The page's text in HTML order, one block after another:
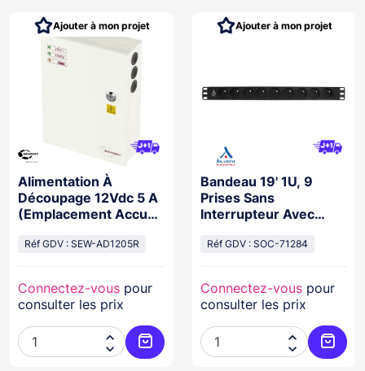
Alimentation À
Découpage 12Vdc 5 A
(Emplacement Accu
Réf GDV : SEW-AD1205R
Connectez-vous pour
consulter les prix


Ajouter au panier
Ajouter à mon projet
Bandeau 19' 1U, 9
Prises Sans
Interrupteur Avec
Réf GDV : SOC-71284
Connectez-vous pour
consulter les prix


Ajouter à mon projet